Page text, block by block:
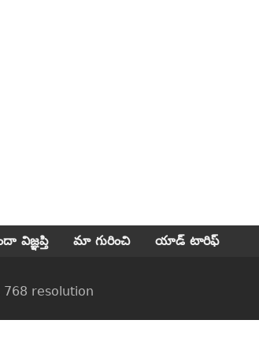
విజ్ఞప్తి మా గురించి యాడ్ టారిఫ్
X 768 resolution